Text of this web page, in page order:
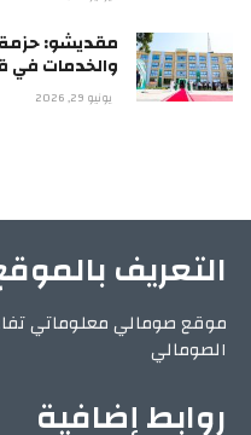
مقديشو: حزمة
والخدمات في
يونيو 29, 2026
التعريف
موقع صومالي معلوماتي
الصومالي
روابط إضافية